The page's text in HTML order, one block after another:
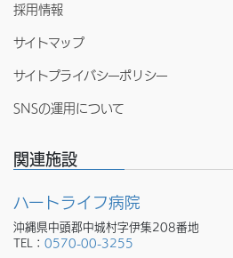
採用情報
サイトマップ
サイトプライバシーポリシー
SNSの運用について
関連施設
ハートライフ病院
沖縄県中頭郡中城村字伊集208番地
TEL： 0570-00-3255